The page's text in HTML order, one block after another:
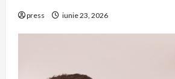
press iunie 23, 2026